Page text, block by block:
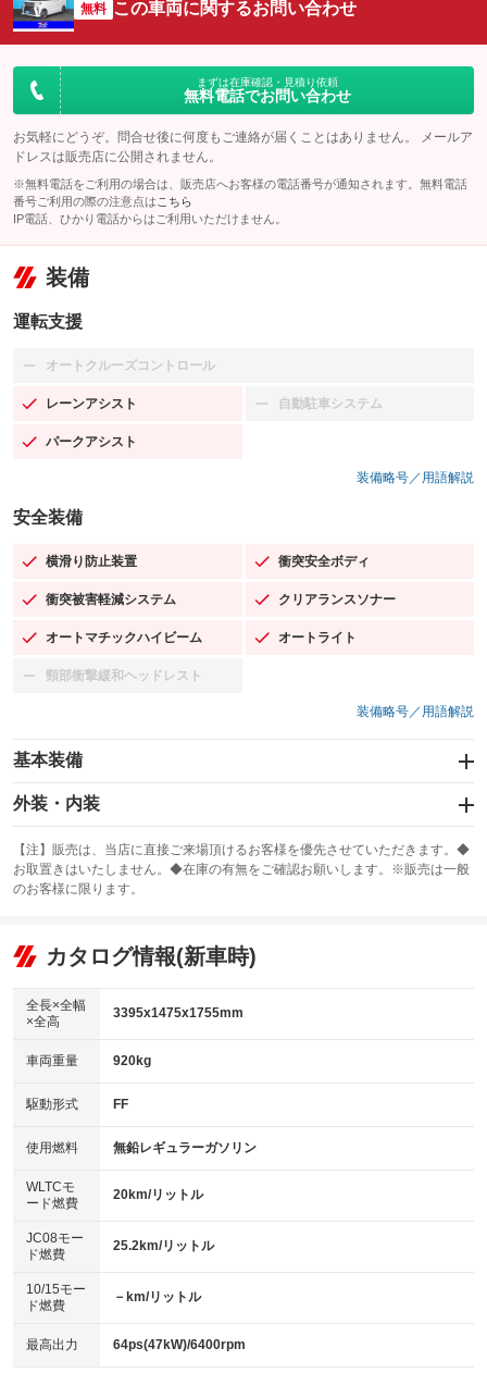
無料 この車両に関するお問い合わせ
まずは在庫確認・見積り依頼
無料電話でお問い合わせ
お気軽にどうぞ。問合せ後に何度もご連絡が届くことはありません。 メールア
ドレスは販売店に公開されません。
※無料電話をご利用の場合は、販売店へお客様の電話番号が通知されます。無料電話
番号ご利用の際の注意点は こちら
IP電話、ひかり電話からはご利用いただけません。
装備
運転支援
オートクルーズコントロール
：装備なし
レーンアシスト
：装備あり 自動駐車システム
：装備なし
パークアシスト
：装備あり
装備略号／用語解説
安全装備
横滑り防止装置
：装備あり 衝突安全ボディ
：装備あり
衝突被害軽減システム
：装備あり クリアランスソナー
：装備あり
オートマチックハイビーム
：装備あり オートライト
：装備あり
頸部衝撃緩和ヘッドレスト
：装備なし
装備略号／用語解説
基本装備
エアバッグ：運転席/助手席/サイド
：装備あり
：装備あり
サンルーフ
：装備なし ABS
リフトアップ
：装備なし
：装備なし
パワーウィンドウ
アイドリングストップ
：装備あり
USB入力端子
：装備あり
100V電源
：装備なし
センターデフロック
：装備なし
電動格納ミラー
：装備あり
外装・内装
カーナビ：メモリーナビ他
：装備あり
TV：フルセグ
：装備あり
ビジュアル：-／DVD再生
：装備あり
アルミホイール：15インチ
：装備あり
HID(キセノンライト)
バックカメラ
エアロ
：装備なし
ローダウン
：装備なし
ベンチシート
：装備あり
チップアップシート
：装備なし
【注】販売は、当店に直接ご来場頂けるお客様を優先させていただきます。◆
お取置きはいたしません。◆在庫の有無をご確認お願いします。※販売は一般
のお客様に限ります。
カタログ情報(新車時)
全長×全幅
×全高
3395x1475x1755mm
車両重量 920kg
駆動形式 FF
使用燃料 無鉛レギュラーガソリン
WLTCモ
ード燃費
20km/リットル
JC08モー
ド燃費
25.2km/リットル
10/15モー
ド燃費
－km/リットル
最高出力 64ps(47kW)/6400rpm